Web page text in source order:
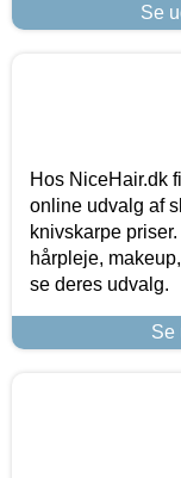
Se
Hos NiceHair.dk
online udvalg af
knivskarpe
hårpleje,
se deres udvalg.
Se